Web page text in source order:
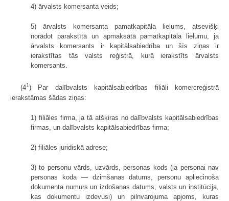
4) ārvalsts komersanta veids;
5) ārvalsts komersanta pamatkapitāla lielums, atsevišķi
norādot parakstītā un apmaksātā pamatkapitāla lielumu, ja
ārvalsts komersants ir kapitālsabiedrība un šīs ziņas ir
ierakstītas tās valsts reģistrā, kurā ierakstīts ārvalsts
komersants.
(41 ) Par dalībvalsts kapitālsabiedrības filiāli komercreģistrā
ierakstāmas šādas ziņas:
1) filiāles firma, ja tā atšķiras no dalībvalsts kapitālsabiedrības
firmas, un dalībvalsts kapitālsabiedrības firma;
2) filiāles juridiskā adrese;
3) to personu vārds, uzvārds, personas kods (ja personai nav
personas koda — dzimšanas datums, personu apliecinoša
dokumenta numurs un izdošanas datums, valsts un institūcija,
kas dokumentu izdevusi) un pilnvarojuma apjoms, kuras